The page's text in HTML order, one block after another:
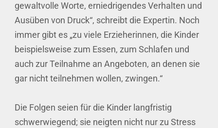
gewaltvolle Worte, erniedrigendes Verhalten und
Ausüben von Druck“, schreibt die Expertin. Noch
immer gibt es „zu viele Erzieherinnen, die Kinder
beispielsweise zum Essen, zum Schlafen und
auch zur Teilnahme an Angeboten, an denen sie
gar nicht teilnehmen wollen, zwingen.“
Die Folgen seien für die Kinder langfristig
schwerwiegend; sie neigten nicht nur zu Stress